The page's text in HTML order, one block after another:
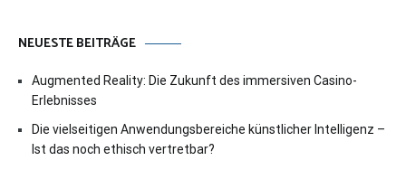
NEUESTE BEITRÄGE
Augmented Reality: Die Zukunft des immersiven Casino-
Erlebnisses
Die vielseitigen Anwendungsbereiche künstlicher Intelligenz –
Ist das noch ethisch vertretbar?